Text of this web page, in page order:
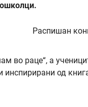
во раце“, а
инспирирани од